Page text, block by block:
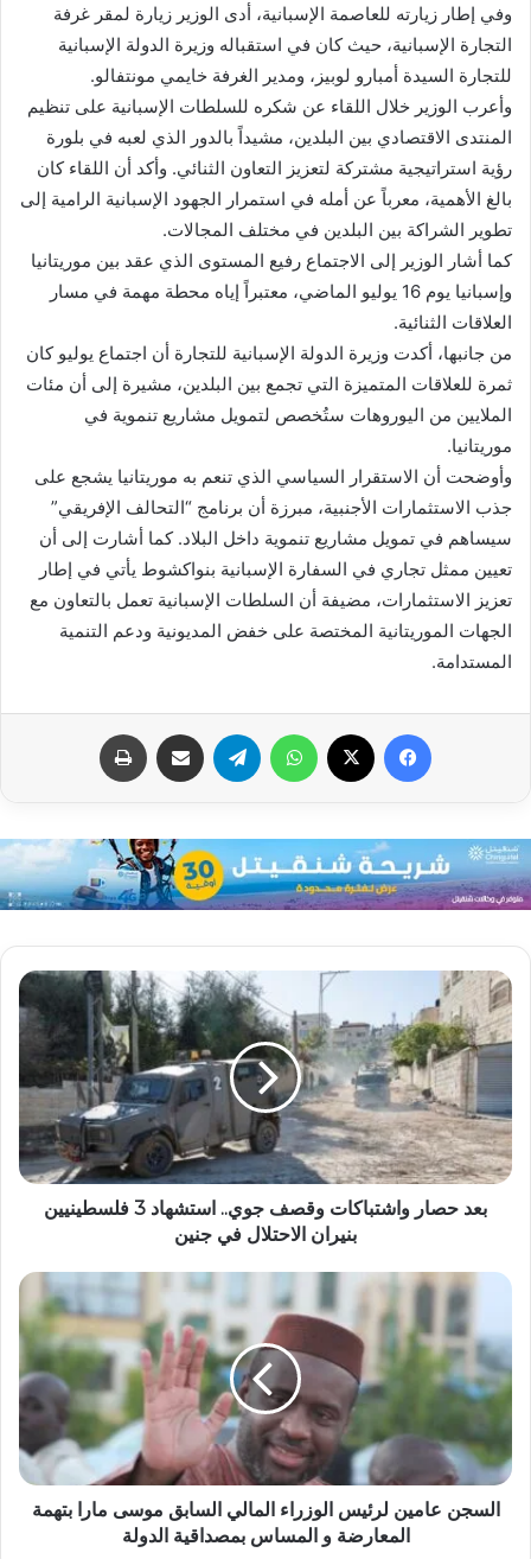
وفي إطار زيارته للعاصمة الإسبانية، أدى الوزير زيارة لمقر غرفة
التجارة الإسبانية، حيث كان في استقباله وزيرة الدولة الإسبانية
للتجارة السيدة أمبارو لوبيز، ومدير الغرفة خايمي مونتفالو.
وأعرب الوزير خلال اللقاء عن شكره للسلطات الإسبانية على تنظيم
المنتدى الاقتصادي بين البلدين، مشيداً بالدور الذي لعبه في بلورة
رؤية استراتيجية مشتركة لتعزيز التعاون الثنائي. وأكد أن اللقاء كان
بالغ الأهمية، معرباً عن أمله في استمرار الجهود الإسبانية الرامية إلى
تطوير الشراكة بين البلدين في مختلف المجالات.
كما أشار الوزير إلى الاجتماع رفيع المستوى الذي عقد بين موريتانيا
وإسبانيا يوم 16 يوليو الماضي، معتبراً إياه محطة مهمة في مسار
العلاقات الثنائية.
من جانبها، أكدت وزيرة الدولة الإسبانية للتجارة أن اجتماع يوليو كان
ثمرة للعلاقات المتميزة التي تجمع بين البلدين، مشيرة إلى أن مئات
الملايين من اليوروهات ستُخصص لتمويل مشاريع تنموية في
موريتانيا.
وأوضحت أن الاستقرار السياسي الذي تنعم به موريتانيا يشجع على
جذب الاستثمارات الأجنبية، مبرزة أن برنامج “التحالف الإفريقي”
سيساهم في تمويل مشاريع تنموية داخل البلاد. كما أشارت إلى أن
تعيين ممثل تجاري في السفارة الإسبانية بنواكشوط يأتي في إطار
تعزيز الاستثمارات، مضيفة أن السلطات الإسبانية تعمل بالتعاون مع
الجهات الموريتانية المختصة على خفض المديونية ودعم التنمية
المستدامة.
فيسبوك واتساب تيلقرام مشاركة عبر البريد
بعد حصار واشتباكات وقصف جوي.. استشهاد 3 فلسطينيين
بنيران الاحتلال في جنين
السجن عامين لرئيس الوزراء المالي السابق موسى مارا بتهمة
المعارضة و المساس بمصداقية الدولة